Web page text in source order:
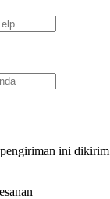
ini dikirim